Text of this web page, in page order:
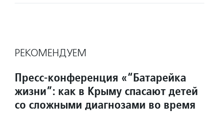
РЕКОМЕНДУЕМ
Пресс-конференция «“Батарейка
жизни”: как в Крыму спасают детей
со сложными диагнозами во время